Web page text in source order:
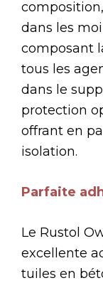
dans les
composant
tous les
dans le
protection
offrant en
isolation.
Parfaite
Le Rustol
excellente
tuiles en